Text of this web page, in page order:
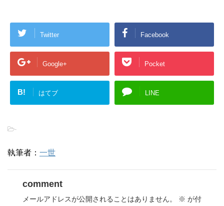
Twitter Facebook
Google+ Pocket
B! はてブ LINE
-
執筆者： 一世
comment
メールアドレスが公開されることはありません。 ※ が付